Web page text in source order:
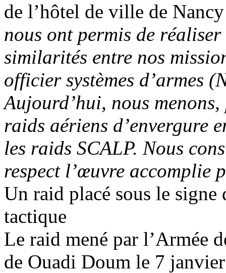
de l’hôtel de ville de
nous ont permis de
similarités entre nos
officier systèmes d’armes
Aujourd’hui, nous
raids aériens d’envergure
les raids SCALP. Nous
respect l’œuvre accomplie
Un raid placé sous le signe
tactique
Le raid mené par l’Armée
de Ouadi Doum le 7